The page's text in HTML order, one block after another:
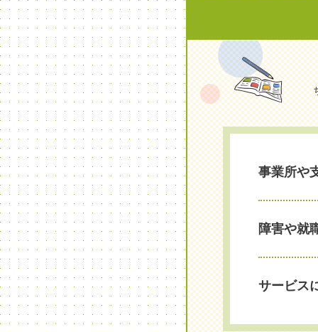
事業所や
障害や就
サービス